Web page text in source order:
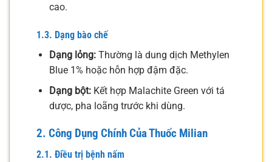
cao.
1.3. Dạng bào chế
Dạng lỏng:Thường là dung dịch Methylen
Blue 1% hoặc hỗn hợp đậm đặc.
Dạng bột:Kết hợp Malachite Green với tá
dược, pha loãng trước khi dùng.
2. Công Dụng Chính Của Thuốc Milian
2.1. Điều trị bệnh nấm